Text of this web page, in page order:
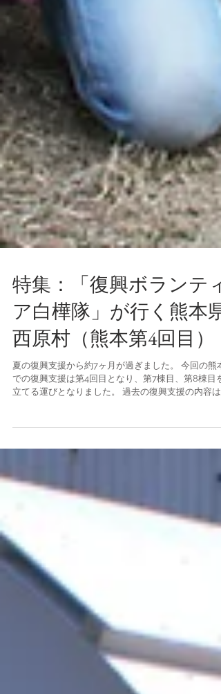
特集：「復興ボランティ
ア白樺隊」が行く熊本県
西原村（熊本第4回目）
夏の復興支援から約7ヶ月が過ぎました。 今回の熊本
立てる運びとなりました。 過去の復興支援の内容は
感じられる熊本にふたたび行って参りました。今度
西原村（にしはらむら）とい...